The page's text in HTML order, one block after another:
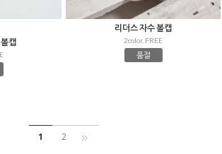
캡
리더스 자수 볼캡
2color, FREE
품절
1 2